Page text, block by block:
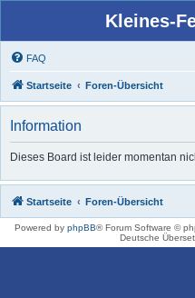
Kleines-
FAQ
Startseite Foren-Übersicht
Information
Dieses Board ist leider momentan
Startseite Foren-Übersicht
Powered by phpBB® Forum Software ©
Deutsche